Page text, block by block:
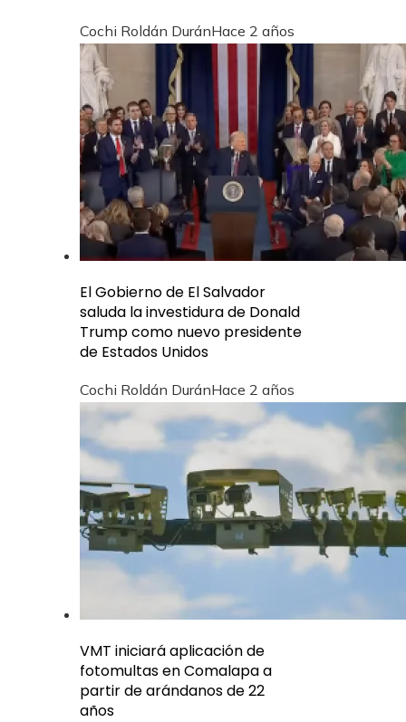
Cochi Roldán DuránHace 2 años
El Gobierno de El Salvador
saluda la investidura de Donald
Trump como nuevo presidente
de Estados Unidos
Cochi Roldán DuránHace 2 años
VMT iniciará aplicación de
fotomultas en Comalapa a
partir de arándanos de 22
años